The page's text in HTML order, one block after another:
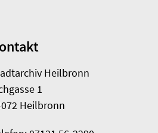
Heilbronn
1
Heilbronn